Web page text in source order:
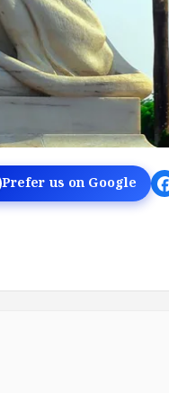
Prefer us on Google